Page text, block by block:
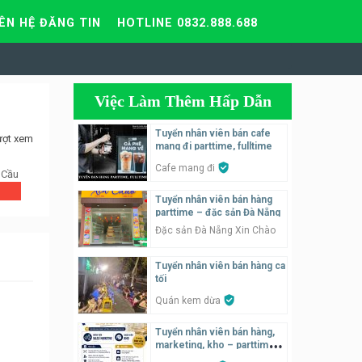
HỆ ĐĂNG TIN HOTLINE 0832.888.688
xem
Việc Làm Thêm Hấp Dẫn
Tuyển nhân viên bán cafe
mang đi parttime, fulltime
Cafe mang đi
Tuyển nhân viên bán hàng
parttime – đặc sản Đà Nẵng
Đặc sản Đà Nẵng Xin Chào
Tuyển nhân viên bán hàng ca
tối
Quán kem dừa
Tuyển nhân viên bán hàng,
marketing, kho – parttime,